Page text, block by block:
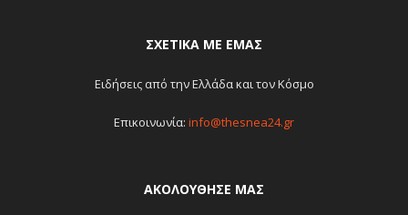
ΣΧΕΤΙΚΆ ΜΕ ΕΜΆΣ
Ειδήσεις από την Ελλάδα και τον Κόσμο
Επικοινωνία: info@thesnea24.gr
ΑΚΟΛΟΥΘΗΣΕ ΜΑΣ